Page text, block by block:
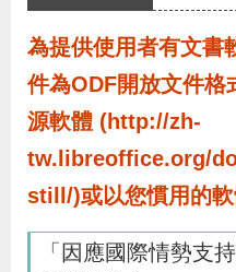
業
務
專
區
線
為提供使用者有文書
件為ODF開放文件格
源軟體 (http://zh-
tw.libreoffice.org/
still/)或以您慣用的軟
「因應國際情勢支